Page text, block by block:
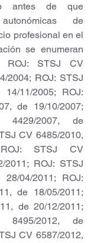
antes de que
de
profesional en el
se enumeran
ROJ: STSJ CV
2004; ROJ: STSJ
11/2005; ROJ:
de 19/10/2007;
2007, de
CV 6485/2010,
STSJ CV
2011; ROJ: STSJ
04/2011; ROJ:
de 18/05/2011;
de 20/12/2011;
2012, de
CV 6587/2012,